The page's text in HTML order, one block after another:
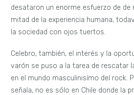
desataron un enorme esfuerzo de de
mitad de la experiencia humana,
la sociedad con ojos tuertos.
Celebro, también, el interés y la
varón se puso a la tarea de rescatar
en el mundo masculinisímo del rock.
señala, no es sólo en Chile donde la